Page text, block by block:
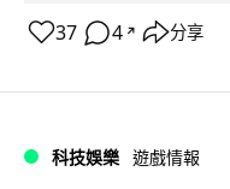
37 4 ↗ 分享
科技娛樂 遊戲情報